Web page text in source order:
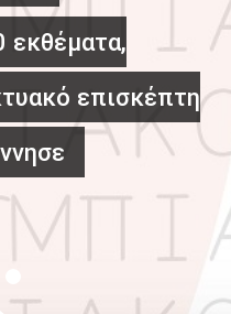
εκθέματα,
επισκέπτη